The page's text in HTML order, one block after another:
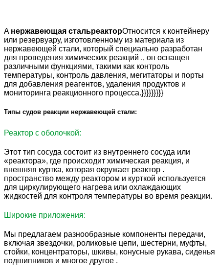
A нержавеющая стальреакторОтносится к контейнеру
или резервуару, изготовленному из материала из
нержавеющей стали, который специально разработан
для проведения химических реакций ., он оснащен
различными функциями, такими как контроль
температуры, контроль давления, мегитаторы и порты
для добавления реагентов, удаления продуктов и
мониторинга реакционного процесса.}}}}}}}}}
Типы судов реакции нержавеющей стали:
Реактор с оболочкой:
Этот тип сосуда состоит из внутреннего сосуда или
«реактора», где происходит химическая реакция, и
внешняя куртка, которая окружает реактор .
пространство между реактором и курткой используется
для циркулирующего нагрева или охлаждающих
жидкостей для контроля температуры во время реакции.
Широкие приложения:
Мы предлагаем разнообразные компоненты передачи,
включая звездочки, роликовые цепи, шестерни, муфты,
стойки, концентраторы, шкивы, конусные рукава, сиденья
подшипников и многое другое .